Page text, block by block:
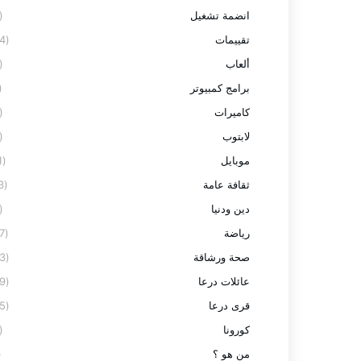
انضمة تشغيل
(2)
تقييمات
(24)
ألعاب
(3)
برامج كمبيوتر
كاميرات
(3)
لابتوب
(8)
موبايل
(11)
ثقافة عامة
(13)
دين ودنيا
(2)
رياضة
(27)
صحة ورشاقة
(23)
عائلات درعا
(59)
قرى درعا
(95)
كورونا
(9)
من هو ؟